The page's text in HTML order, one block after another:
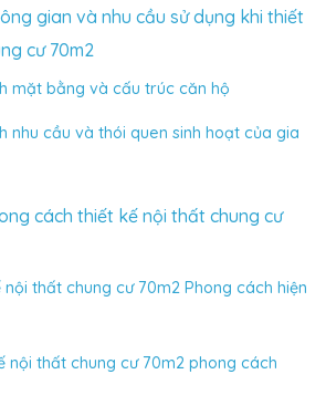
gian và nhu cầu sử dụng khi thiết
cư 70m2
mặt bằng và cấu trúc căn hộ
nhu cầu và thói quen sinh hoạt của gia
cách thiết kế nội thất chung cư
nội thất chung cư 70m2 Phong cách hiện
nội thất chung cư 70m2 phong cách